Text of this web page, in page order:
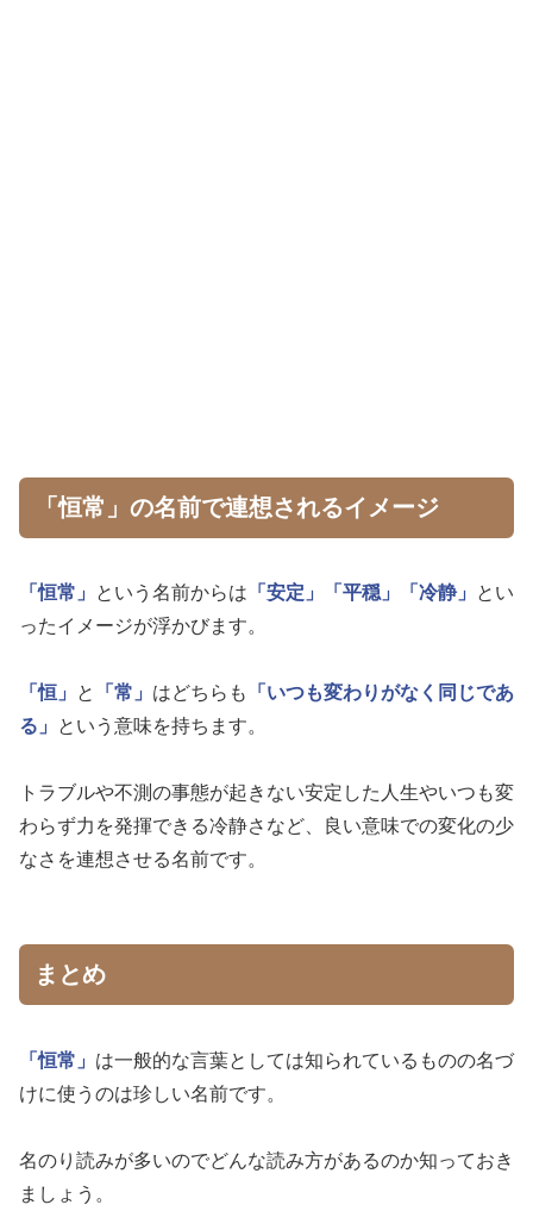
「恒常」の名前で連想されるイメージ
「恒常」 という名前からは 「安定」 「平穏」 「冷静」
とい
ったイメージが浮かびます。
「恒」 と 「常」 はどちらも
「いつも変わりがなく同じであ
る」
という意味を持ちます。
トラブルや不測の事態が起きない安定した人生やいつも変
わらず力を発揮できる冷静さなど、良い意味での変化の少
なさを連想させる名前です。
まとめ
「恒常」 は一般的な言葉としては知られているものの名づ
けに使うのは珍しい名前です。
名のり読みが多いのでどんな読み方があるのか知っておき
ましょう。